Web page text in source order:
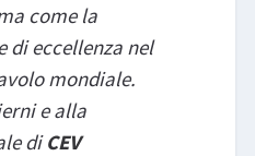
come la
di eccellenza nel
mondiale.
e alla
diCEV